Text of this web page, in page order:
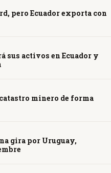
pero Ecuador exporta con
sus activos en Ecuador y
minero de forma
gira por Uruguay,